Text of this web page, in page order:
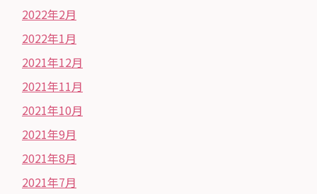
2022年2月
2022年1月
2021年12月
2021年11月
2021年10月
2021年9月
2021年8月
2021年7月